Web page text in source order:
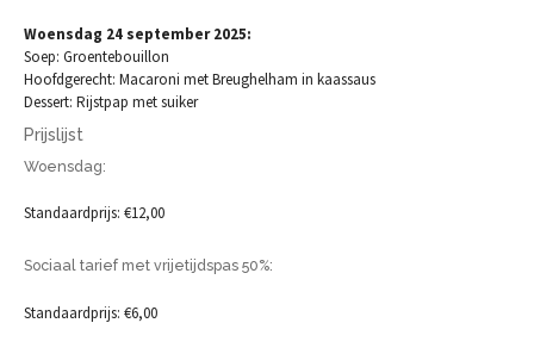
Woensdag 24 september 2025:
Soep: Groentebouillon
Hoofdgerecht: Macaroni met Breughelham in kaassaus
Dessert: Rijstpap met suiker
Prijslijst
Woensdag:
Standaardprijs: €12,00
Sociaal tarief met vrijetijdspas 50%:
Standaardprijs: €6,00